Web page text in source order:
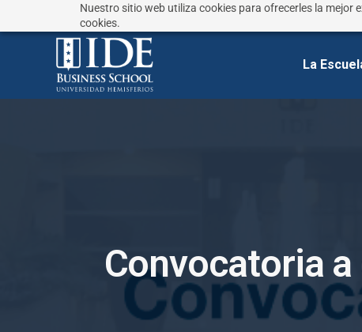
Nuestro sitio web utiliza cookies para ofrecerles la mejor
cookies.
¿No sabes que estudiar?Responde estas preguntas
La
Convocatoria a